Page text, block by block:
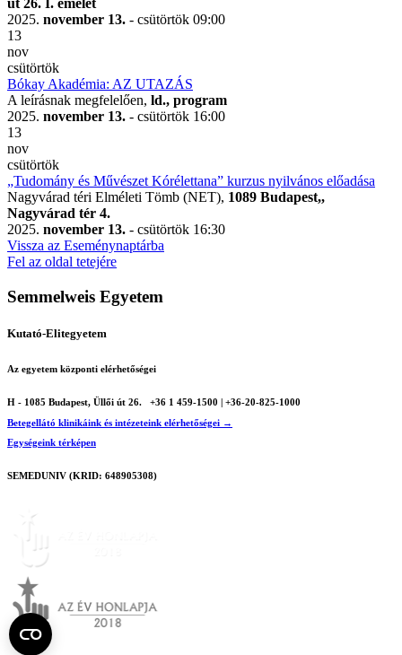
út 26. I. emelet
2025. november 13. - csütörtök 09:00
13
nov
csütörtök
Bókay Akadémia: AZ UTAZÁS
A leírásnak megfelelően, ld., program
2025. november 13. - csütörtök 16:00
13
nov
csütörtök
„Tudomány és Művészet Kórélettana” kurzus nyilvános előadása
Nagyvárad téri Elméleti Tömb (NET), 1089 Budapest,,
Nagyvárad tér 4.
2025. november 13. - csütörtök 16:30
Vissza az Eseménynaptárba
Fel az oldal tetejére
Semmelweis Egyetem
Kutató-Elitegyetem
Az egyetem központi elérhetőségei
H - 1085 Budapest, Üllői út 26.
+36 1 459-1500 | +36-20-825-1000
Betegellátó klinikáink és intézeteink elérhetőségei →
Egységeink térképen
SEMEDUNIV (KRID: 648905308)